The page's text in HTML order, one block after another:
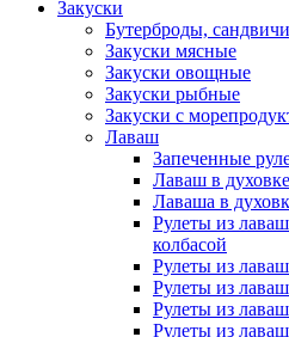
Закуски
Бутерброды,
Закуски мясные
Закуски овощные
Закуски рыбные
Закуски с
Лаваш
Запеченные
Лаваш в
Лаваша в
Рулеты из
колбасой
Рулеты из
Рулеты из
Рулеты из
Рулеты из